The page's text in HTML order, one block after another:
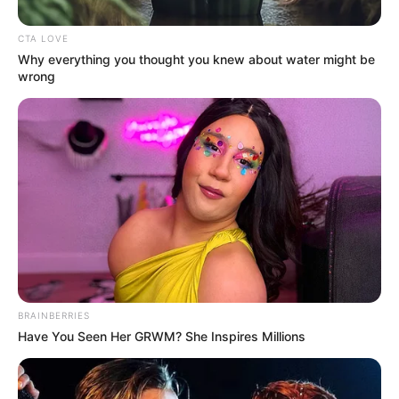
Albania Betulia,Bolívar,Carcasí Cerrito,Charalá,
CTA LOVE
Why everything you thought you knew about water might be
wrong
BRAINBERRIES
Have You Seen Her GRWM? She Inspires Millions